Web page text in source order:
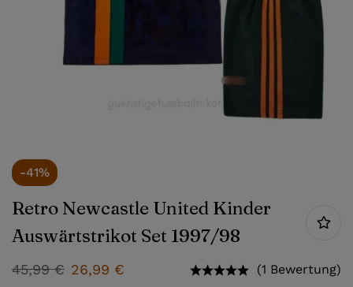
-41%
Retro Newcastle United Kinder
Auswärtstrikot Set 1997/98
45,99€ 26,99 € (1 Bewertung)